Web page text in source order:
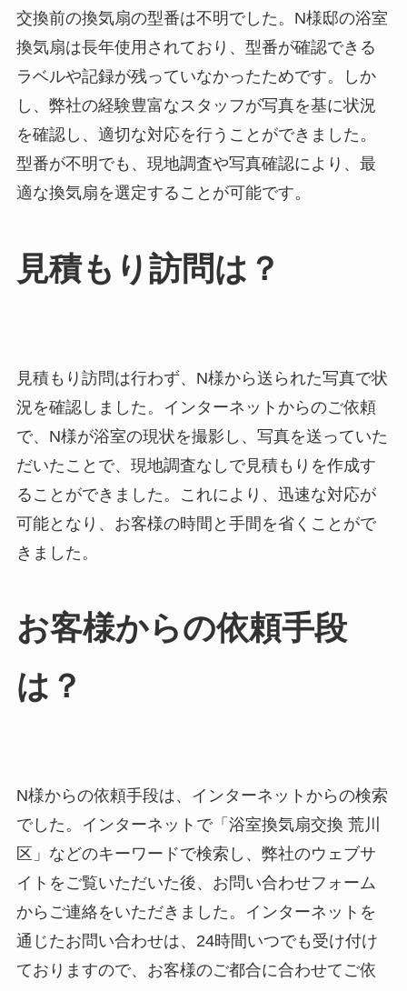
交換前の換気扇の型番は不明でした。N様邸の浴室
換気扇は長年使用されており、型番が確認できる
ラベルや記録が残っていなかったためです。しか
し、弊社の経験豊富なスタッフが写真を基に状況
を確認し、適切な対応を行うことができました。
型番が不明でも、現地調査や写真確認により、最
適な換気扇を選定することが可能です。
見積もり訪問は？
見積もり訪問は行わず、N様から送られた写真で状
況を確認しました。インターネットからのご依頼
で、N様が浴室の現状を撮影し、写真を送っていた
だいたことで、現地調査なしで見積もりを作成す
ることができました。これにより、迅速な対応が
可能となり、お客様の時間と手間を省くことがで
きました。
お客様からの依頼手段
は？
N様からの依頼手段は、インターネットからの検索
でした。インターネットで「浴室換気扇交換 荒川
区」などのキーワードで検索し、弊社のウェブサ
イトをご覧いただいた後、お問い合わせフォーム
からご連絡をいただきました。インターネットを
通じたお問い合わせは、24時間いつでも受け付け
ておりますので、お客様のご都合に合わせてご依